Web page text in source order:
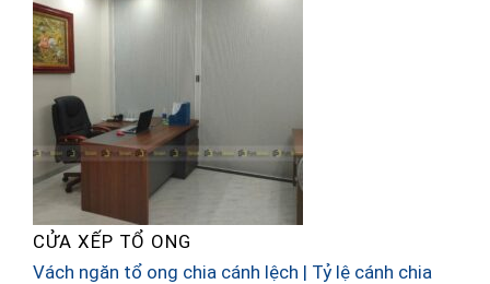
CỬA XẾP TỔ ONG
Vách ngăn tổ ong chia cánh lệch | Tỷ lệ cánh chia